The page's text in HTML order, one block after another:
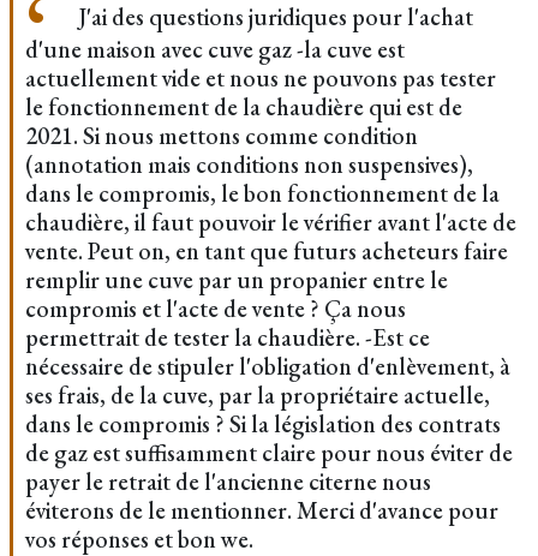
J'ai des questions juridiques pour l'achat
d'une maison avec cuve gaz -la cuve est
actuellement vide et nous ne pouvons pas tester
le fonctionnement de la chaudière qui est de
2021. Si nous mettons comme condition
(annotation mais conditions non suspensives),
dans le compromis, le bon fonctionnement de la
chaudière, il faut pouvoir le vérifier avant l'acte de
vente. Peut on, en tant que futurs acheteurs faire
remplir une cuve par un propanier entre le
compromis et l'acte de vente ? Ça nous
permettrait de tester la chaudière. -Est ce
nécessaire de stipuler l'obligation d'enlèvement, à
ses frais, de la cuve, par la propriétaire actuelle,
dans le compromis ? Si la législation des contrats
de gaz est suffisamment claire pour nous éviter de
payer le retrait de l'ancienne citerne nous
éviterons de le mentionner. Merci d'avance pour
vos réponses et bon we.